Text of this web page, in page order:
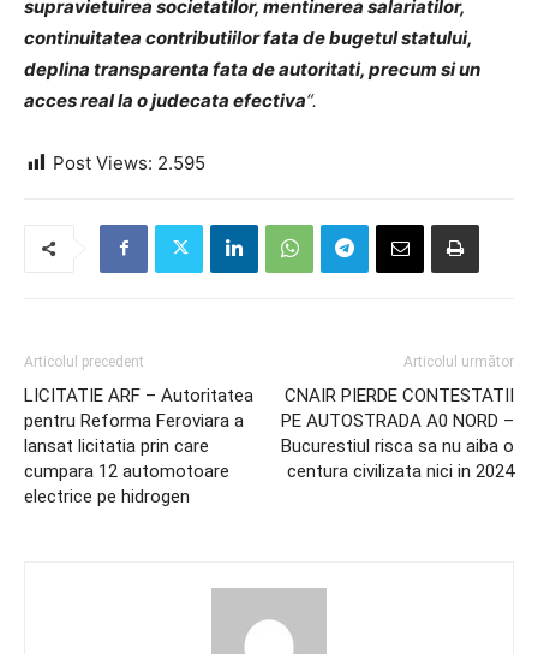
supravietuirea societatilor, mentinerea salariatilor,
continuitatea contributiilor fata de bugetul statului,
deplina transparenta fata de autoritati, precum si un
acces real la o judecata efectiva“.
Post Views: 2.595
Articolul precedent
LICITATIE ARF – Autoritatea
pentru Reforma Feroviara a
lansat licitatia prin care
cumpara 12 automotoare
electrice pe hidrogen
Articolul următor
CNAIR PIERDE CONTESTATII
PE AUTOSTRADA A0 NORD –
Bucurestiul risca sa nu aiba o
centura civilizata nici in 2024